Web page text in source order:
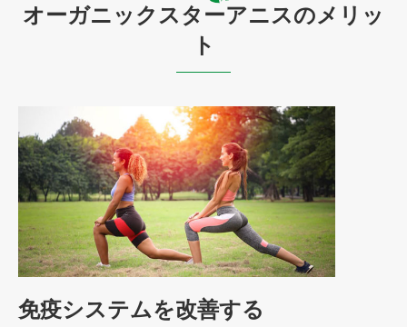
オーガニックスターアニスのメリッ
ト
免疫システムを改善する